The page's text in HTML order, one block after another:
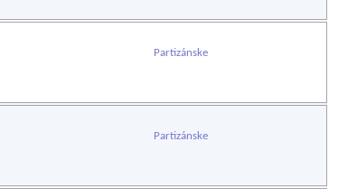
Partizánske
Partizánske